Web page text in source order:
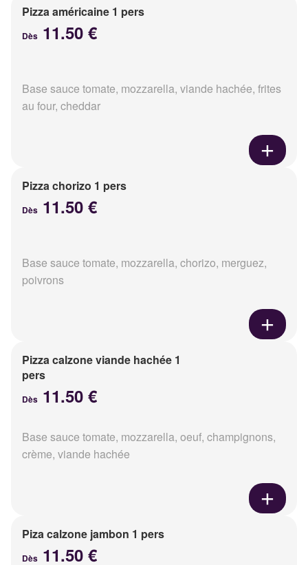
Pizza américaine 1 pers
Dès 11.50 €
Base sauce tomate, mozzarella, viande hachée, frites
au four, cheddar
Pizza chorizo 1 pers
Dès 11.50 €
Base sauce tomate, mozzarella, chorizo, merguez,
poivrons
Pizza calzone viande hachée 1
pers
Dès 11.50 €
Base sauce tomate, mozzarella, oeuf, champignons,
crème, viande hachée
Piza calzone jambon 1 pers
Dès 11.50 €